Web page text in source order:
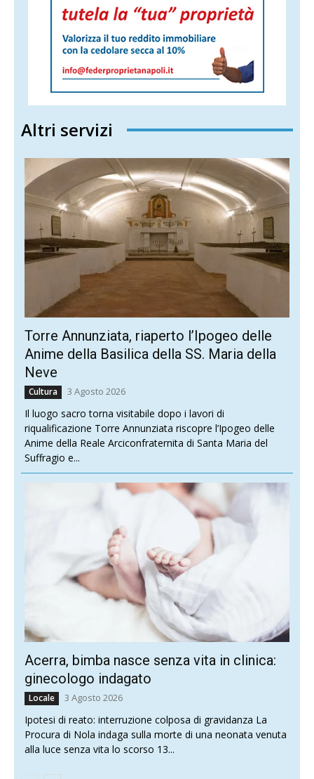
Altri servizi
Torre Annunziata, riaperto l’Ipogeo delle
Anime della Basilica della SS. Maria della
Neve
Cultura 3 Agosto 2026
Il luogo sacro torna visitabile dopo i lavori di
riqualificazione Torre Annunziata riscopre l’Ipogeo delle
Anime della Reale Arciconfraternita di Santa Maria del
Suffragio e...
Acerra, bimba nasce senza vita in clinica:
ginecologo indagato
Locale 3 Agosto 2026
Ipotesi di reato: interruzione colposa di gravidanza La
Procura di Nola indaga sulla morte di una neonata venuta
alla luce senza vita lo scorso 13...